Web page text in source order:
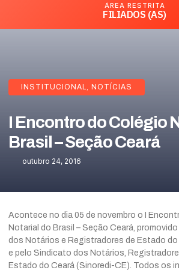
ÁREA RESTRITA
FILIADOS (AS)
INSTITUCIONAL, NOTÍCIAS
I Encontro do Colégio
Brasil – Seção Ceará
outubro 24, 2016
Acontece no dia 05 de novembro o I
Notarial do Brasil – Seção Ceará,
dos Notários e Registradores de Estado
e pelo Sindicato dos Notários,
Estado do Ceará (Sinoredi-CE). Todos os